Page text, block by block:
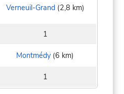
Verneuil-Grand(2,8 km)
1
Montmédy (6 km)
1